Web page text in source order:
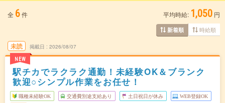
全 6件 平均時給: 1,050 円
新着順 時給順
未読
NEW
掲載日 2026/08/07
駅チカでラクラク通勤！未経験OK＆ブランク
歓迎○シンプル作業をお任せ！
職種未経験OK 交通費別途支給あり 土日祝日が休み WEB登録OK